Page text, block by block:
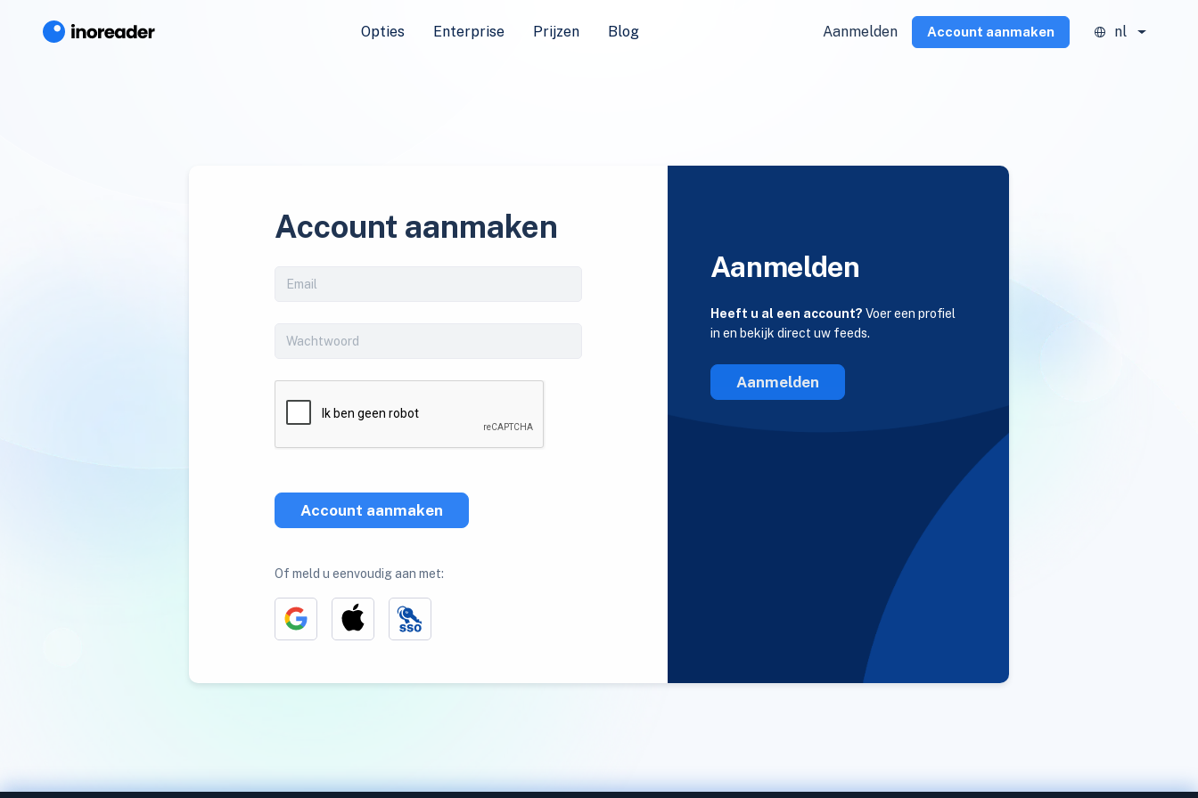
Opties Enterprise Prijzen Blog Aanmelden Account aanmaken nl
Account aanmaken
Account aanmaken
Of meld u eenvoudig aan met:
Aanmelden
Heeft u al een account? Voer een profiel
in en bekijk direct uw feeds.
Aanmelden